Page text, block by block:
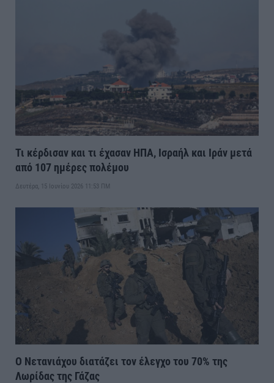
Τι κέρδισαν και τι έχασαν ΗΠΑ, Ισραήλ και Ιράν μετά
από 107 ημέρες πολέμου
Δευτέρα, 15 Ιουνίου 2026 11:53 ΠΜ
Ο Νετανιάχου διατάζει τον έλεγχο του 70% της
Λωρίδας της Γάζας